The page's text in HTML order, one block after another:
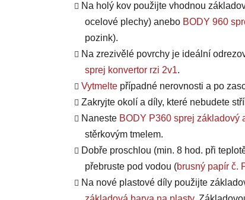
Na holý kov použijte vhodnou
ocelové plechy) anebo BODY 960
pozink).
Na zrezivělé povrchy je ideální
sprej konvertor rzi 2v1.
Vytmelte případné nerovnosti a po
Zakryjte okolí a díly, které nebudete
Naneste BODY P360 sprej základový
stěrkovým tmelem.
Dobře proschlou (min. 8 hod. při
přebruste pod vodou (brusný papír č.
Na nové plastové díly použijte